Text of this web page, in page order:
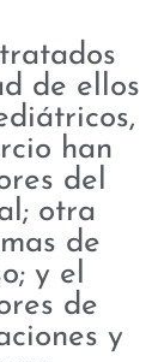
de ellos
han
del
otra
de
y el
de
y